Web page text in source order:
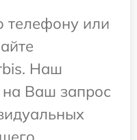
телефону или
Наш
на Ваш запрос